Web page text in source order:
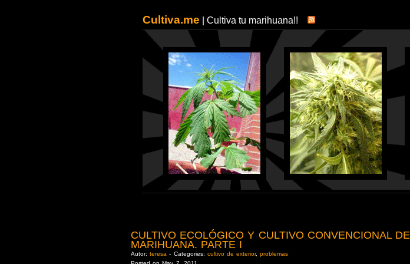
Cultiva.me | Cultiva tu marihuana!!
CULTIVO ECOLÓGICO Y CULTIVO CONVENCIONAL DE
MARIHUANA. PARTE I
Autor:teresa - Categories: cultivo de exterior,problemas